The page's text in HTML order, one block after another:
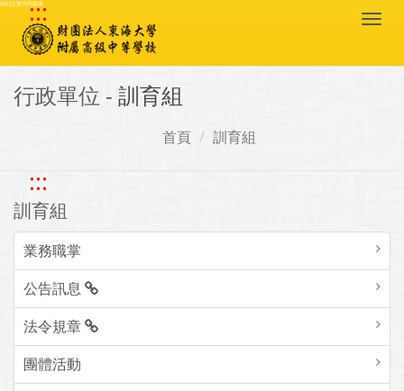
跳到主要內容區塊
:::
行政單位 - 訓育組
首頁 訓育組
:::
訓育組
業務職掌
公告訊息
法令規章
團體活動